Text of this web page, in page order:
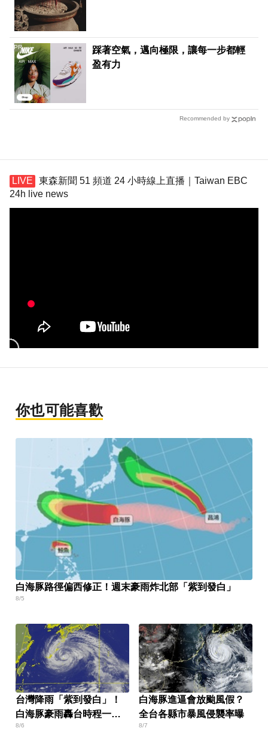
踩著空氣，邁向極限，讓每一步都輕
盈有力
PR
Recommended by
東森新聞 51 頻道 24 小時線上直播｜Taiwan EBC
24h live news
你也可能喜歡
白海豚路徑偏西修正！週末豪雨炸北部「紫到發白」
8/5
台灣降雨「紫到發白」！
白海豚豪雨轟台時程一次
看
8/6
白海豚進逼會放颱風假？
全台各縣市暴風侵襲率曝
8/7